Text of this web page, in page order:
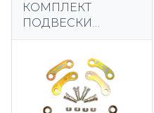
КОМПЛЕКТ
ПОДВЕСКИ
TOYOTA 7